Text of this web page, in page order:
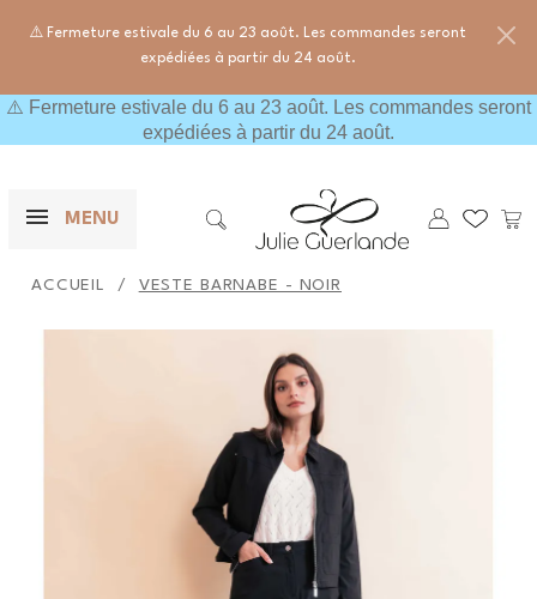
⚠️ Fermeture estivale du 6 au 23 août. Les commandes seront
expédiées à partir du 24 août.
⚠️ Fermeture estivale du 6 au 23 août. Les commandes seront
expédiées à partir du 24 août.
MENU Mes

ACCUEIL VESTE BARNABE - NOIR